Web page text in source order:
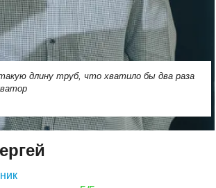
длину труб, что хватило бы два раза